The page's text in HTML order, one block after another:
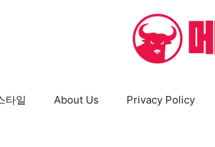
타일 About Us Privacy Policy